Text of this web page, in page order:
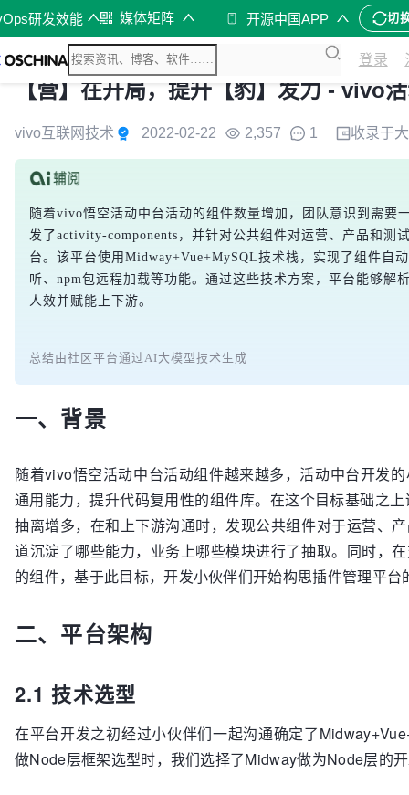
研发效能 媒体矩阵 开源中国APP 切
登录
【营】在开局，提升【豹】发力 - vivo
vivo互联网技术 2022-02-22 2,357 1 收录于
随着vivo悟空活动中台活动的组件数量增加，团队意识到需要
发了activity-components，并针对公共组件对运营、产品和测
台。该平台使用Midway+Vue+MySQL技术栈，实现了组件自
听、npm包远程加载等功能。通过这些技术方案，平台能够解
人效并赋能上下游。
总结由社区平台通过AI大模型技术生成
一、背景
随着vivo悟空活动中台活动组件越来越多，活动中台开发
通用能力，提升代码复用性的组件库。在这个目标基础之
抽离增多，在和上下游沟通时，发现公共组件对于运营、
道沉淀了哪些能力，业务上哪些模块进行了抽取。同时，
的组件，基于此目标，开发小伙伴们开始构思插件管理平台
二、平台架构
2.1 技术选型
在平台开发之初经过小伙伴们一起沟通确定了
做Node层框架选型时，我们选择了Midway做为Node层的